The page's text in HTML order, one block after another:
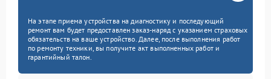
На этапе приема устройства на диагностику и последующий
ремонт вам будет предоставлен заказ-наряд с указанием страховых
обязательств на ваше устройство. Далее, после выполнения работ
по ремонту техники, вы получите акт выполненных работ и
гарантийный талон.